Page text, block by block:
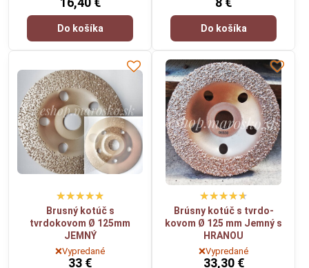
Do košíka Do košíka
Brusný kotúč s
tvrdokovom Ø 125mm
JEMNÝ
❌Vypredané
33 €
Brúsny kotúč s tvrdo-
kovom Ø 125 mm Jemný s
HRANOU
❌Vypredané
33,30 €